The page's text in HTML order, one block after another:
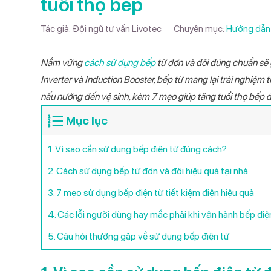
Có nên
13/01/2026
Điều hòa một
DHV09I Inverter
Máy lọc nước
868
Cây nước nóng
Livotec LD206
Máy xay sinh tố
Máy ép
Nồi chiên không dầu
Máy hút mùi
Bếp từ đôi
555V
Quạt điều hòa
Bình nước nóng
Năng lượng mặt trời
Máy sưởi
Máy hút ẩm
Máy hút bụi
Quạt cây
Quạt treo
Tổng Catalog Máy lọc nước 2026
Tổng Catalog Điện Gia dụng bếp
2026
Catalog Máy sưởi 2026
Catalog Máy hút ẩm 2026
Catalog Bình nước nóng GT 2026
Catalog Bình nước nóng MT 2026
Catalog Bình nước nóng SN 2026
Catalog Nồi cơm điện 2026
Catalog Nồi chiên không dầu 2026
Catalog Bếp từ đôi 2026
tuổi thọ bếp
Tác giả: Đội ngũ tư vấn Livotec Chuyên mục: Hướng dẫn
Nắm vữngcách sử dụng bếptừ đơn và đôi đúng chuẩn sẽ
Inverter và Induction Booster, bếp từ mang lại trải nghiệm
nấu nướng đến vệ sinh, kèm 7 mẹo giúp tăng tuổi thọ
Mục lục
1. Vì sao cần sử dụng bếp điện từ đúng cách?
2. Cách sử dụng bếp từ đơn và đôi hiệu quả tại nhà
3. 7 mẹo sử dụng bếp điện từ tiết kiệm điện hiệu quả
4. Các lỗi người dùng hay mắc phải khi vận hành bếp
5. Câu hỏi thường gặp về sử dụng bếp điện từ